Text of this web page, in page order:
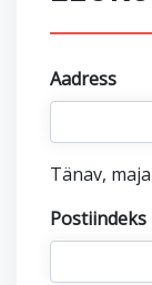
Aadress
Tänav,
Postiindeks